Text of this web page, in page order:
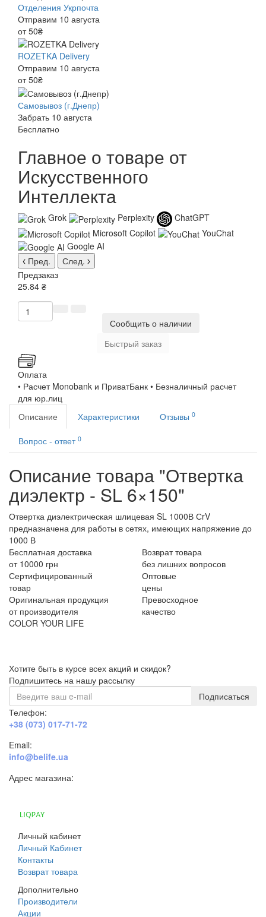
Отделения Укрпочта
Отправим 10 августа
от 50₴
ROZETKA Delivery
Отправим 10 августа
от 50₴
Самовывоз (г.Днепр)
Забрать 10 августа
Бесплатно
Главное о товаре от
Искусственного
Интеллекта
Grok Perplexity
ChatGPT
Microsoft Copilot
YouChat
Google AI
Пред.
След.
Предзаказ
25.84 ₴
Сообщить о наличии
Быстрый заказ
Оплата
• Расчет Monobank и ПриватБанк • Безналичный расчет
для юр.лиц
Описание
Характеристики Отзывы 0
Вопрос - ответ 0
Описание товара "Отвертка
диэлектр - SL 6×150"
Отвертка диэлектрическая шлицевая SL 1000В СrV
предназначена для работы в сетях, имеющих напряжение до
1000 В
Бесплатная доставка
от 10000 грн
Возврат товара
без лишних вопросов
Сертифицированный
товар
Оптовые
цены
Оригинальная продукция
от производителя
Превосходное
качество
COLOR YOUR LIFE
Хотите быть в курсе всех акций и скидок?
Подпишитесь на нашу рассылку
Подписаться
Телефон:
+38 (073) 017-71-72
Email:
info@belife.ua
Адрес магазина:
Личный кабинет
Личный Кабинет
Контакты
Возврат товара
Дополнительно
Производители
Акции